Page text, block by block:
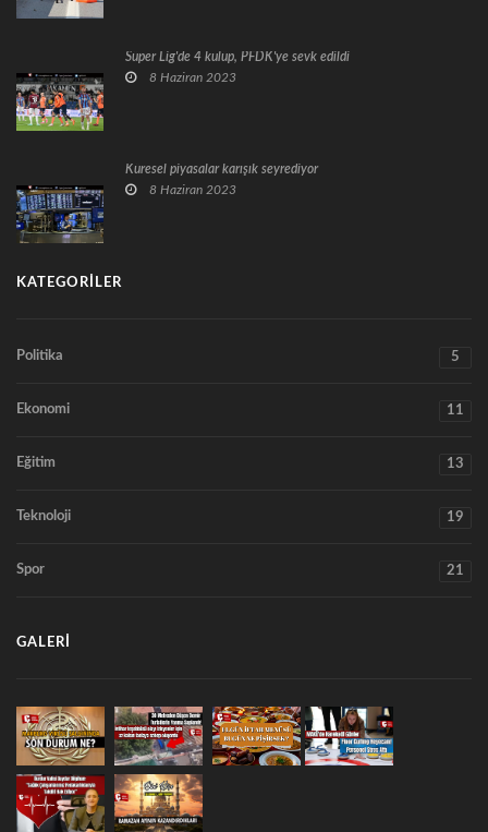
Süper Lig'de 4 kulüp, PFDK'ye sevk edildi
8 Haziran 2023
Küresel piyasalar karışık seyrediyor
8 Haziran 2023
KATEGORILER
Politika 5
Ekonomi 11
Eğitim 13
Teknoloji 19
Spor 21
GALERI